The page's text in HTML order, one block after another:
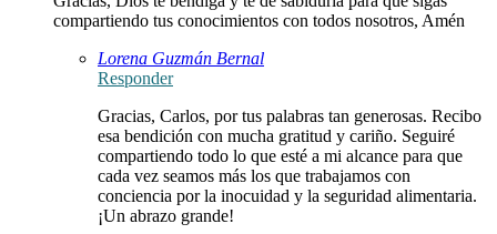
compartiendo tus conocimientos con todos nosotros, Amén
Lorena Guzmán Bernal
Responder
Gracias, Carlos, por tus palabras tan generosas. Recibo
esa bendición con mucha gratitud y cariño. Seguiré
compartiendo todo lo que esté a mi alcance para que
cada vez seamos más los que trabajamos con
conciencia por la inocuidad y la seguridad alimentaria.
¡Un abrazo grande!